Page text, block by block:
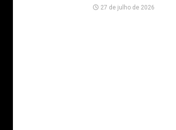
27 de julho de 2026